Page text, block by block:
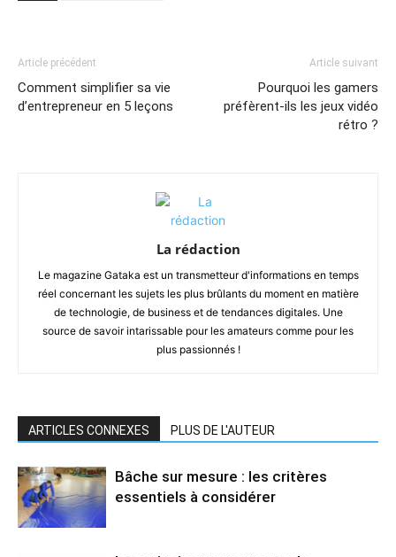
Article précédent
Comment simplifier sa vie
d’entrepreneur en 5 leçons
Article suivant
Pourquoi les gamers
préfèrent-ils les jeux vidéo
rétro ?
La rédaction
Le magazine Gataka est un transmetteur d'informations en temps
réel concernant les sujets les plus brûlants du moment en matière
de technologie, de business et de tendances digitales. Une
source de savoir intarissable pour les amateurs comme pour les
plus passionnés !
ARTICLES CONNEXES PLUS DE L'AUTEUR
Bâche sur mesure : les critères
essentiels à considérer